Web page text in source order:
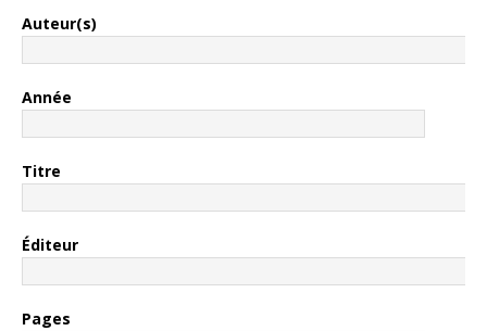
Auteur(s)
Année
Titre
Éditeur
Pages